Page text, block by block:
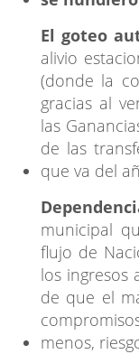
El goteo
alivio
(donde la
gracias al
las
de las
que va del
municipal
flujo de
los ingresos
de que el
menos,